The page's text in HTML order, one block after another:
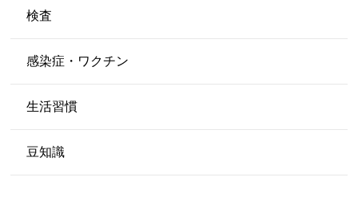
検査
感染症・ワクチン
生活習慣
豆知識